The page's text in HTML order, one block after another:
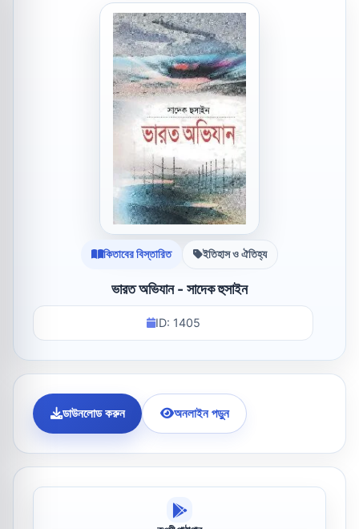
কিতাবের বিস্তারিত ইতিহাস ও ঐতিহ্য
ভারত অভিযান - সাদেক হুসাইন
ID: 1405
ডাউনলোড করুন অনলাইন পড়ুন